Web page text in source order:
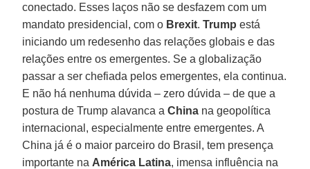
conectado. Esses laços não se desfazem com um
mandato presidencial, com o Brexit.Trump está
iniciando um redesenho das relações globais e das
relações entre os emergentes. Se a globalização
passar a ser chefiada pelos emergentes, ela continua.
E não há nenhuma dúvida – zero dúvida – de que a
postura de Trump alavanca aChina na geopolítica
internacional, especialmente entre emergentes. A
China já é o maior parceiro do Brasil, tem presença
importante na América Latina, imensa influência na